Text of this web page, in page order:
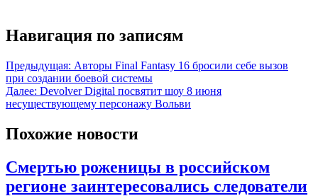
Навигация по записям
Предыдущая: Авторы Final Fantasy 16 бросили себе вызов
при создании боевой системы
Далее: Devolver Digital посвятит шоу 8 июня
несуществующему персонажу Вольви
Похожие новости
Смертью роженицы в российском
регионе заинтересовались следователи